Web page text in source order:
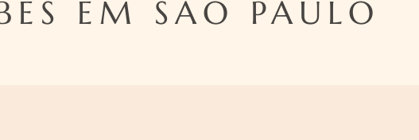
EM SAO PAULO